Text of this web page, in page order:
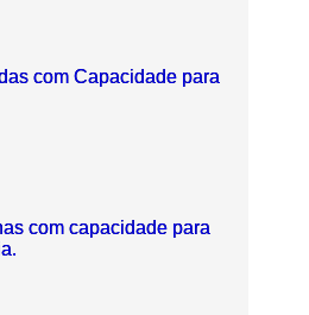
com Capacidade para
com capacidade para